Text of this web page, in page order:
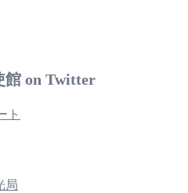
館 on Twitter
ト
局